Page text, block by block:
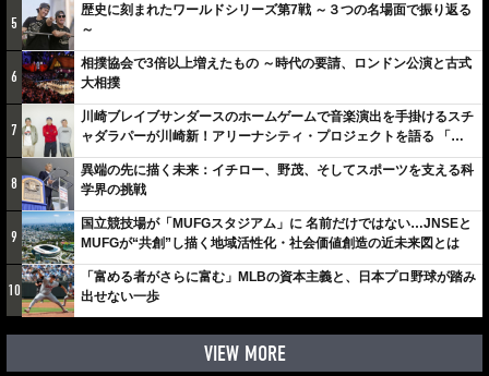
5
歴史に刻まれたワールドシリーズ第7戦 ～３つの名場面で振り返る
～
6
相撲協会で3倍以上増えたもの ～時代の要請、ロンドン公演と古式
大相撲
7
川崎ブレイブサンダースのホームゲームで音楽演出を手掛けるスチ
ャダラパーが川崎新！アリーナシティ・プロジェクトを語る 「楽
しみでしかないでしょ。川崎は、ずっと成長曲線だから」
8
異端の先に描く未来：イチロー、野茂、そしてスポーツを支える科
学界の挑戦
9
国立競技場が「MUFGスタジアム」に 名前だけではない…JNSEと
MUFGが“共創”し描く地域活性化・社会価値創造の近未来図とは
10
「富める者がさらに富む」MLBの資本主義と、日本プロ野球が踏み
出せない一歩
VIEW MORE